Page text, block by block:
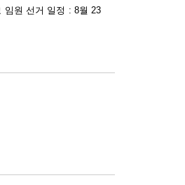
임원 선거 일정 : 8월 23